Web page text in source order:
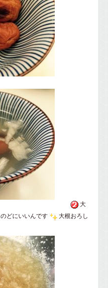
大
のどにいいんです
大根おろし